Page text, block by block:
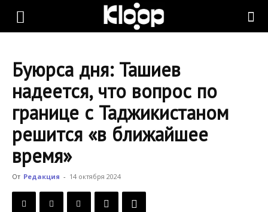
KLOOP.KG
Новости
Кыргызстана
Буюрса дня: Ташиев
надеется, что вопрос по
границе с Таджикистаном
решится «в ближайшее
время»
От Редакция - 14 октября 2024